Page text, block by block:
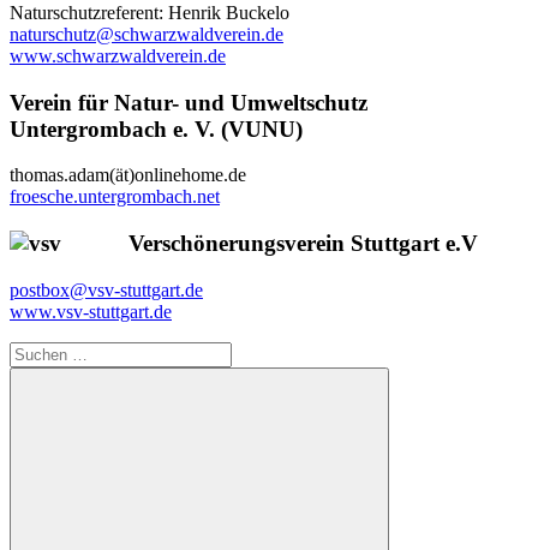
Naturschutzreferent: Henrik Buckelo
naturschutz@schwarzwaldverein.de
www.schwarzwaldverein.de
Verein für Natur- und Umweltschutz
Untergrombach e. V. (VUNU)
thomas.adam(ät)onlinehome.de
froesche.untergrombach.net
Verschönerungsverein Stuttgart e.V
postbox@vsv-stuttgart.de
www.vsv-stuttgart.de
Suchen
nach: